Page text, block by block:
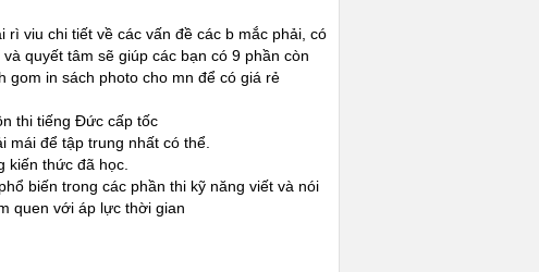
viu chi tiết về các vấn đề các b mắc phải, có
quyết tâm sẽ giúp các bạn có 9 phần còn
gom in sách photo cho mn để có giá rẻ
thi tiếng Đức cấp tốc
mái để tập trung nhất có thể.
kiến thức đã học.
biến trong các phần thi kỹ năng viết và nói
quen với áp lực thời gian